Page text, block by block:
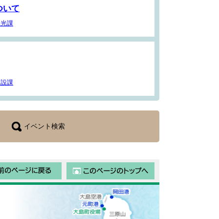
いて
課
課
イベント検索
前のページに戻る